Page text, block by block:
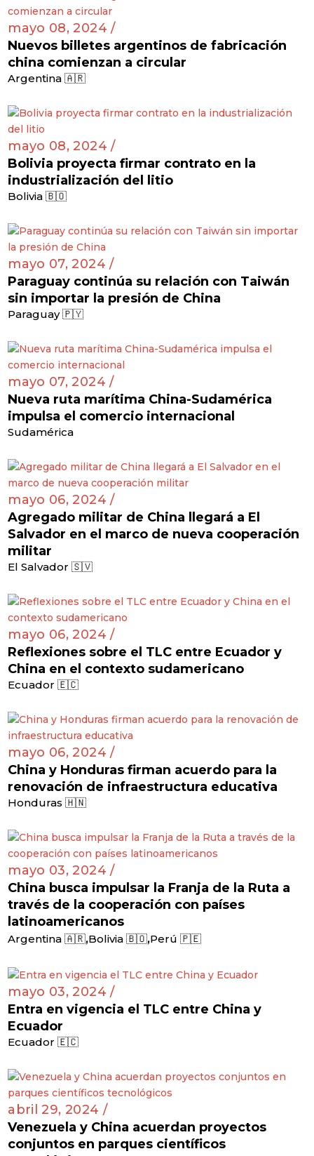
mayo 08, 2024 /
Nuevos billetes argentinos de fabricación
china comienzan a circular
Argentina 🇦🇷
mayo 08, 2024 /
Bolivia proyecta firmar contrato en la
industrialización del litio
Bolivia 🇧🇴
mayo 07, 2024 /
Paraguay continúa su relación con Taiwán
sin importar la presión de China
Paraguay 🇵🇾
mayo 07, 2024 /
Nueva ruta marítima China-Sudamérica
impulsa el comercio internacional
Sudamérica
mayo 06, 2024 /
Agregado militar de China llegará a El
Salvador en el marco de nueva cooperación
militar
El Salvador 🇸🇻
mayo 06, 2024 /
Reflexiones sobre el TLC entre Ecuador y
China en el contexto sudamericano
Ecuador 🇪🇨
mayo 06, 2024 /
China y Honduras firman acuerdo para la
renovación de infraestructura educativa
Honduras 🇭🇳
mayo 03, 2024 /
China busca impulsar la Franja de la Ruta a
través de la cooperación con países
latinoamericanos
Argentina 🇦🇷,Bolivia 🇧🇴,Perú 🇵🇪
mayo 03, 2024 /
Entra en vigencia el TLC entre China y
Ecuador
Ecuador 🇪🇨
abril 29, 2024 /
Venezuela y China acuerdan proyectos
conjuntos en parques científicos